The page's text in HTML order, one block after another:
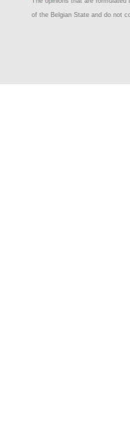
of the Belgian State and do not